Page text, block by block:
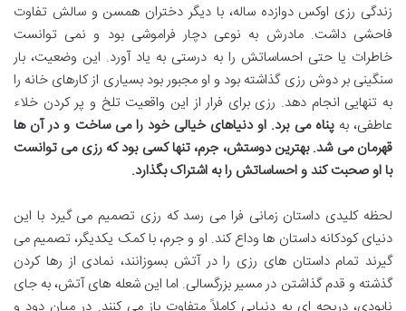
زندگی رزی اوکس دوازده ساله، با دیگر دختران همسن و سالش تفاوت
فاحشی داشت. مادرش به نوعی دچار فراموشی بود و نمی توانست
خاطرات یا حتی احساساتش را به درستی به یاد آورد. این وضعیت، بار
سنگینی بر دوش رزی گذاشته بود و او مجبور بود بسیاری از کارهای خانه را
به تنهایی انجام دهد. رزی برای فرار از این واقعیت تلخ و پر کردن خلاء
عاطفی، بهپناه می برد. او دنیاهای خیالی خود را می ساخت و در آن ها
قهرمان می شد. بهترین دوستش، جرم، تنها کسی بود که رزی می توانست
با او صحبت کند و احساساتش را به اشتراک بگذارد.
لحظه کلیدی داستان زمانی فرا می رسد که رزی تصمیم می گیرد با این
دنیای کودکانه داستان ها وداع کند. او و جرم، با کمک یکدیگر، تصمیم می
گیرند تمام داستان های رزی را در آتش بسوزانند، نمادی از رها کردن
گذشته و قدم گذاشتن در مسیر بزرگسالی. اما این شعله های آتش، به جای